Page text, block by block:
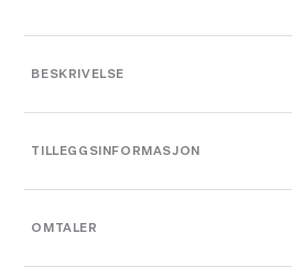
belastningen
BESKRIVELSE
TILLEGGSINFORMASJON
Leverandør Osprey
OMTALER